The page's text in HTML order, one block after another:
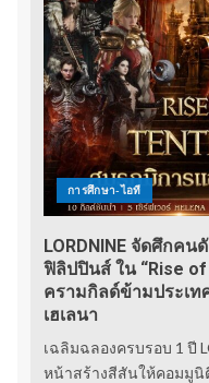
การศึกษา-ไอที
LORDNINE จัดศึกคน
ฟิลิปปินส์ ใน “Rise of
ครามกิลด์ข้ามประเท
เฮเลนา
เฉลิมฉลองครบรอบ 1 ปี
หน้าสร้างสีสันให้คอมมูนิ